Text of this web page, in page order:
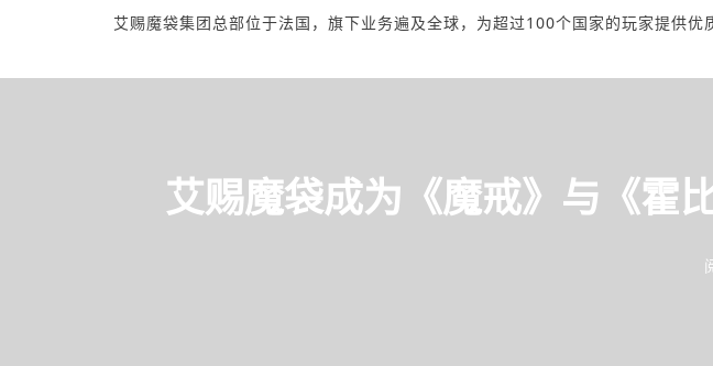
艾赐魔袋集团总部位于法国，旗下业务遍及全球，为超过100个国家的玩家提供
艾赐魔袋成为《魔戒》与《霍